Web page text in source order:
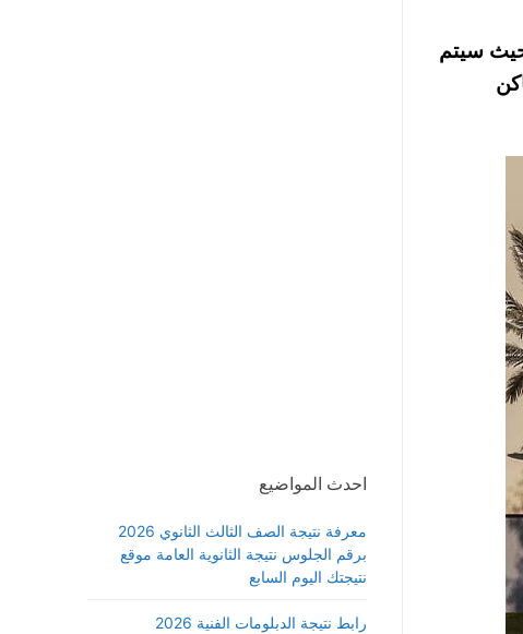
مصطفي مدبولي موضحا تفاصيل كراسة شروط شقق سكن مصر 2017 ، حيث سيتم
احدث المواضيع
معرفة نتيجة الصف الثالث الثانوي 2026
برقم الجلوس نتيجة الثانوية العامة موقع
نتيجتك اليوم السابع
رابط نتيجة الدبلومات الفنية 2026